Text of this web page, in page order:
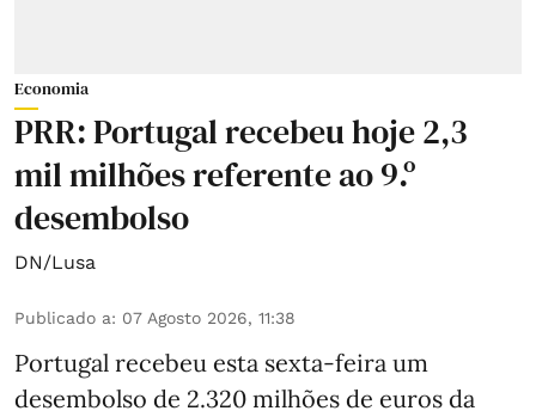
Economia
PRR: Portugal recebeu hoje 2,3
mil milhões referente ao 9.º
desembolso
DN/Lusa
Publicado a: 07 Agosto 2026, 11:38
Portugal recebeu esta sexta-feira um
desembolso de 2.320 milhões de euros da